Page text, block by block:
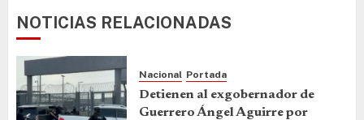
NOTICIAS RELACIONADAS
Nacional Portada
Detienen al exgobernador de
Guerrero Ángel Aguirre por